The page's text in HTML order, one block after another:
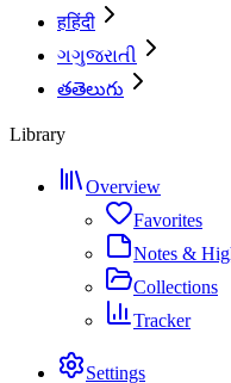
हहिंदी
ગગુજરાતી
తతెలుగు
Library
Overview
Favorites
Notes &
Collections
Tracker
Settings